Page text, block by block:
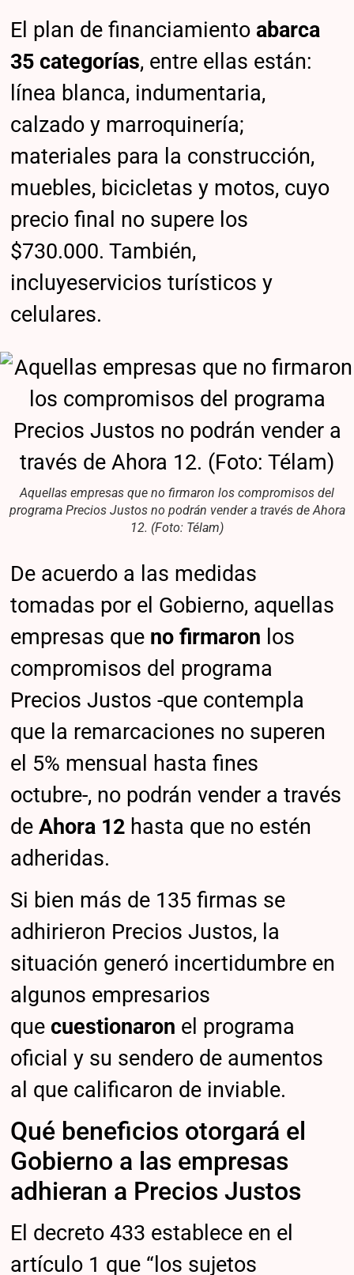
El plan de financiamientoabarca
35 categorías, entre ellas están:
línea blanca, indumentaria,
calzado y marroquinería;
materiales para la construcción,
muebles, bicicletas y motos, cuyo
precio final no supere los
$730.000. También,
incluyeservicios turísticos y
celulares.
Aquellas empresas que no firmaron los compromisos del
programa Precios Justos no podrán vender a través de Ahora
12. (Foto: Télam)
De acuerdo a las medidas
tomadas por el Gobierno, aquellas
empresas que no firmaron los
compromisos del programa
Precios Justos -que contempla
que la remarcaciones no superen
el 5% mensual hasta fines
octubre-, no podrán vender a través
deAhora 12 hasta que no estén
adheridas.
Si bien más de 135 firmas se
adhirieron Precios Justos, la
situación generó incertidumbre en
algunos empresarios
quecuestionaron el programa
oficial y su sendero de aumentos
al que calificaron de inviable.
Qué beneficios otorgará el
Gobierno a las empresas
adhieran a Precios Justos
El decreto 433 establece en el
artículo 1 que “los sujetos